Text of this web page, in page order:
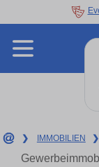
❯ IMMOBILIEN ❯